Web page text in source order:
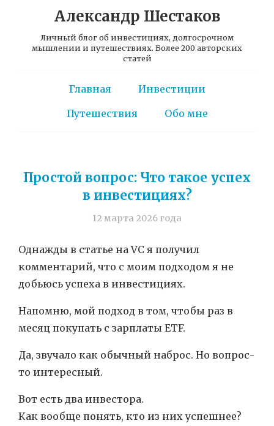
Александр Шестаков
Личный блог об инвестициях, долгосрочном
мышлении и путешествиях. Более 200 авторских
статей
Главная
Инвестиции
Путешествия
Обо мне
Простой вопрос: Что такое успех
в инвестициях?
12 марта 2026 года
Однажды в статье на VC я получил
комментарий, что с моим подходом я не
добьюсь успеха в инвестициях.
Напомню, мой подход в том, чтобы раз в
месяц покупать с зарплаты ETF.
Да, звучало как обычный наброс. Но вопрос-
то интересный.
Вот есть два инвестора.
Как вообще понять, кто из них успешнее?